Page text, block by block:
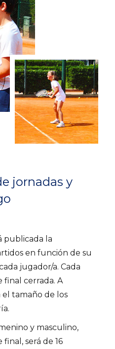
jornadas y
publicada la
en función de su
jugador/a. Cada
final cerrada. A
tamaño de los
y masculino,
será de 16